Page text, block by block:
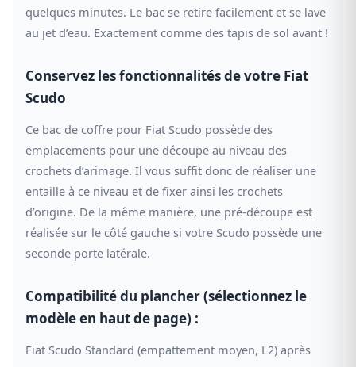
quelques minutes. Le bac se retire facilement et se lave
au jet d’eau. Exactement comme des tapis de sol avant !
Conservez les fonctionnalités de votre Fiat
Scudo
Ce bac de coffre pour Fiat Scudo possède des
emplacements pour une découpe au niveau des
crochets d’arimage. Il vous suffit donc de réaliser une
entaille à ce niveau et de fixer ainsi les crochets
d’origine. De la même manière, une pré-découpe est
réalisée sur le côté gauche si votre Scudo possède une
seconde porte latérale.
Compatibilité du plancher (sélectionnez le
modèle en haut de page) :
Fiat Scudo Standard (empattement moyen, L2) après